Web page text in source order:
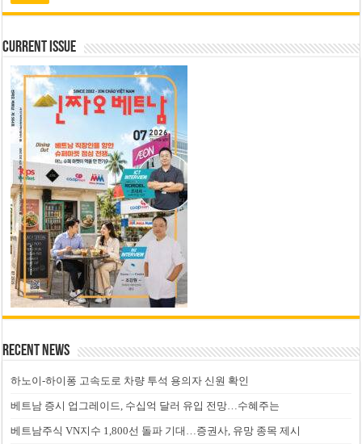
Current Issue
Recent News
하노이-하이퐁 고속도로 차량 투석 용의자 신원 확인
베트남 증시 업그레이드, 수십억 달러 유입 전망…수혜주는
베트남주식 VN지수 1,800선 돌파 기대…증권사, 유망 종목 제시